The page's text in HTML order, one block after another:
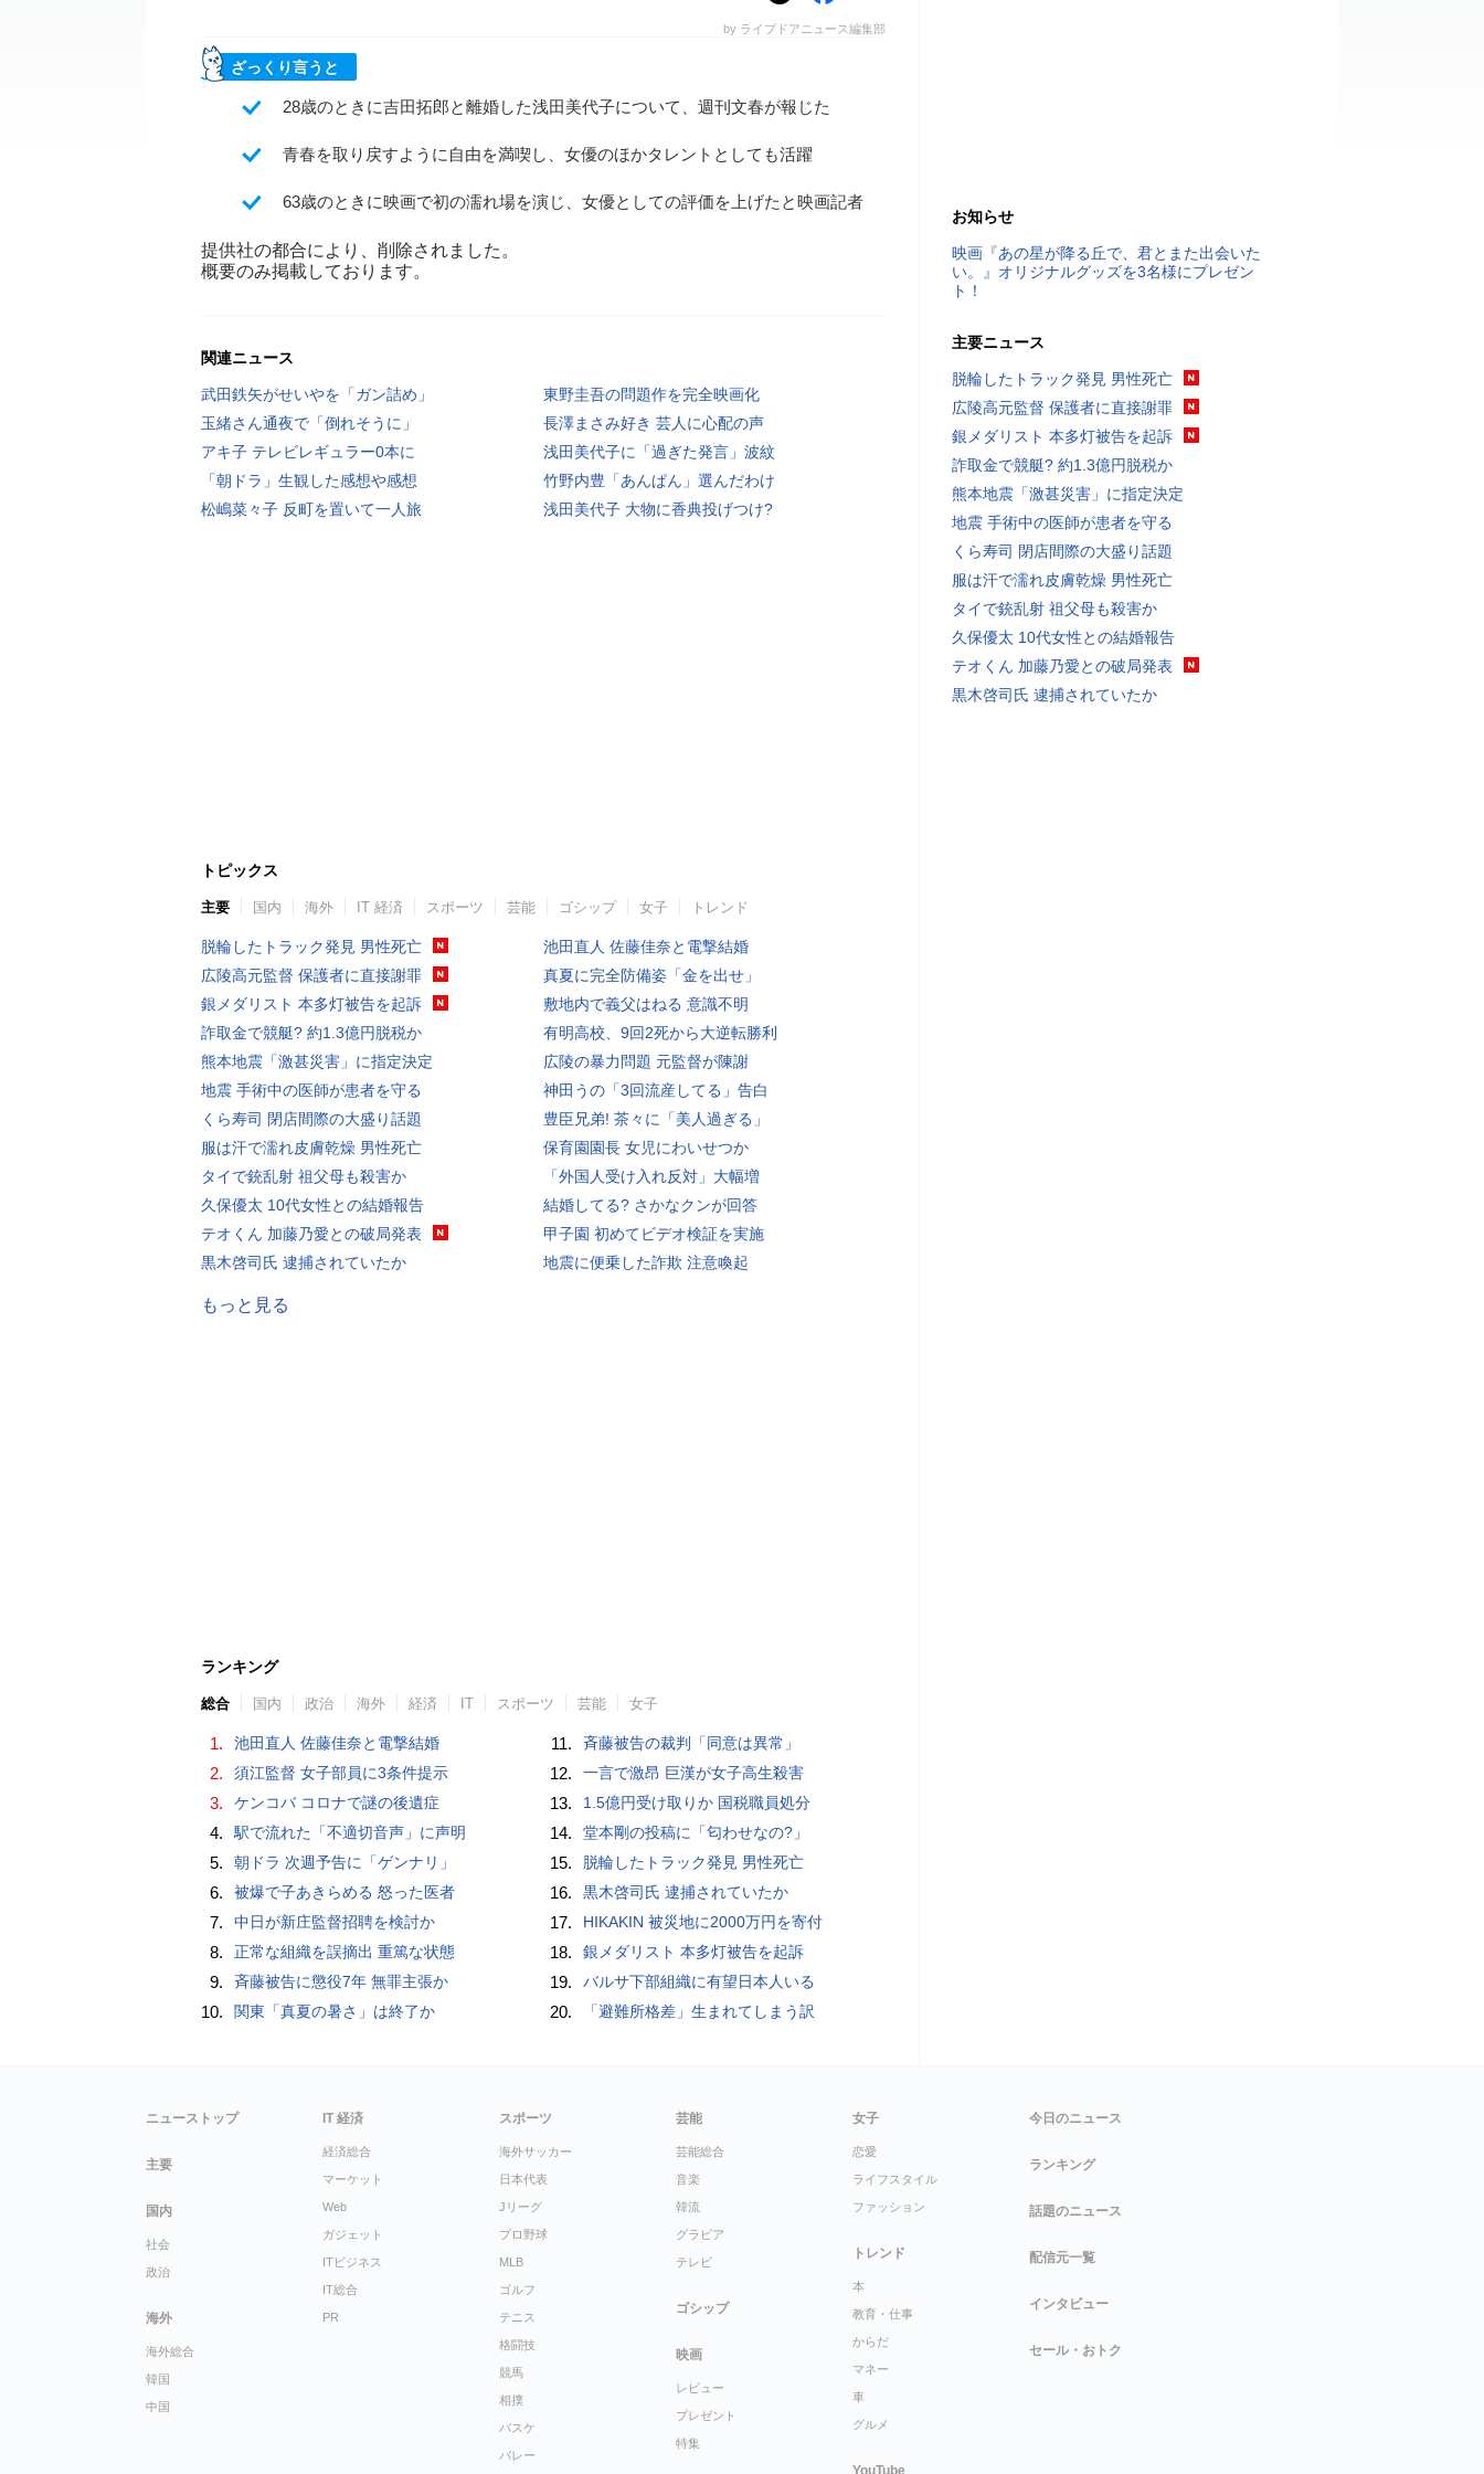
by ライブドアニュース編集部
ざっくり言うと
28歳のときに吉田拓郎と離婚した浅田美代子について、週刊文春が報じた
青春を取り戻すように自由を満喫し、女優のほかタレントとしても活躍
63歳のときに映画で初の濡れ場を演じ、女優としての評価を上げたと映画記者
提供社の都合により、削除されました。
概要のみ掲載しております。
関連ニュース
武田鉄矢がせいやを「ガン詰め」
東野圭吾の問題作を完全映画化
玉緒さん通夜で「倒れそうに」
長澤まさみ好き 芸人に心配の声
アキ子 テレビレギュラー0本に
浅田美代子に「過ぎた発言」波紋
「朝ドラ」生観した感想や感想
竹野内豊「あんぱん」選んだわけ
松嶋菜々子 反町を置いて一人旅
浅田美代子 大物に香典投げつけ?
トピックス
主要 国内 海外 IT 経済 スポーツ 芸能 ゴシップ 女子 トレンド
脱輪したトラック発見 男性死亡
広陵高元監督 保護者に直接謝罪
銀メダリスト 本多灯被告を起訴
詐取金で競艇? 約1.3億円脱税か
熊本地震「激甚災害」に指定決定
地震 手術中の医師が患者を守る
くら寿司 閉店間際の大盛り話題
服は汗で濡れ皮膚乾燥 男性死亡
タイで銃乱射 祖父母も殺害か
久保優太 10代女性との結婚報告
テオくん 加藤乃愛との破局発表
黒木啓司氏 逮捕されていたか
池田直人 佐藤佳奈と電撃結婚
真夏に完全防備姿「金を出せ」
敷地内で義父はねる 意識不明
有明高校、9回2死から大逆転勝利
広陵の暴力問題 元監督が陳謝
神田うの「3回流産してる」告白
豊臣兄弟! 茶々に「美人過ぎる」
保育園園長 女児にわいせつか
「外国人受け入れ反対」大幅増
結婚してる? さかなクンが回答
甲子園 初めてビデオ検証を実施
地震に便乗した詐欺 注意喚起
もっと見る
ランキング
総合 国内 政治 海外 経済 IT スポーツ 芸能 女子
1. 池田直人 佐藤佳奈と電撃結婚
2. 須江監督 女子部員に3条件提示
3. ケンコバ コロナで謎の後遺症
4. 駅で流れた「不適切音声」に声明
5. 朝ドラ 次週予告に「ゲンナリ」
6. 被爆で子あきらめる 怒った医者
7. 中日が新庄監督招聘を検討か
8. 正常な組織を誤摘出 重篤な状態
9. 斉藤被告に懲役7年 無罪主張か
10. 関東「真夏の暑さ」は終了か
11. 斉藤被告の裁判「同意は異常」
12. 一言で激昂 巨漢が女子高生殺害
13. 1.5億円受け取りか 国税職員処分
14. 堂本剛の投稿に「匂わせなの?」
15. 脱輪したトラック発見 男性死亡
16. 黒木啓司氏 逮捕されていたか
17. HIKAKIN 被災地に2000万円を寄付
18. 銀メダリスト 本多灯被告を起訴
19. バルサ下部組織に有望日本人いる
20. 「避難所格差」生まれてしまう訳
お知らせ
映画『あの星が降る丘で、君とまた出会いた
い。』オリジナルグッズを3名様にプレゼン
ト！
主要ニュース
脱輪したトラック発見 男性死亡
広陵高元監督 保護者に直接謝罪
銀メダリスト 本多灯被告を起訴
詐取金で競艇? 約1.3億円脱税か
熊本地震「激甚災害」に指定決定
地震 手術中の医師が患者を守る
くら寿司 閉店間際の大盛り話題
服は汗で濡れ皮膚乾燥 男性死亡
タイで銃乱射 祖父母も殺害か
久保優太 10代女性との結婚報告
テオくん 加藤乃愛との破局発表
黒木啓司氏 逮捕されていたか
ニューストップ
主要
国内
社会
政治
海外
海外総合
韓国
中国
IT 経済
経済総合
マーケット
Web
ガジェット
ITビジネス
IT総合
PR
スポーツ
海外サッカー
日本代表
Jリーグ
プロ野球
MLB
ゴルフ
テニス
格闘技
競馬
相撲
バスケ
バレー
芸能
芸能総合
音楽
韓流
グラビア
テレビ
ゴシップ
映画
レビュー
プレゼント
特集
女子
恋愛
ライフスタイル
ファッション
トレンド
本
教育・仕事
からだ
マネー
車
グルメ
YouTube
今日のニュース
ランキング
話題のニュース
配信元一覧
インタビュー
セール・おトク